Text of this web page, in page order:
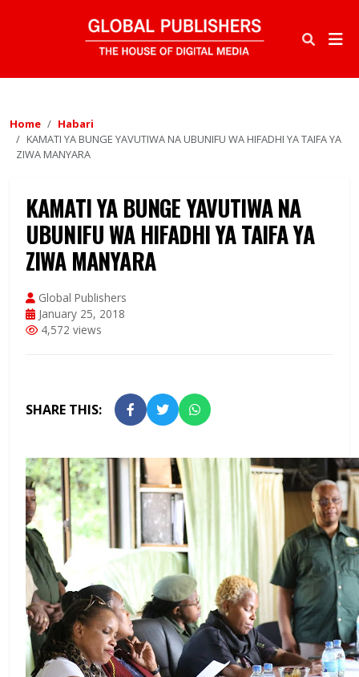
Home
Habari
KAMATI YA BUNGE YAVUTIWA NA UBUNIFU WA HIFADHI YA TAIFA YA
ZIWA MANYARA
KAMATI YA BUNGE YAVUTIWA NA
UBUNIFU WA HIFADHI YA TAIFA YA
ZIWA MANYARA
Global Publishers
January 25, 2018
4,572 views
SHARE THIS: